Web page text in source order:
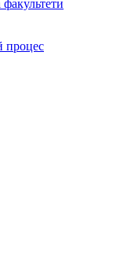
факультети
процес